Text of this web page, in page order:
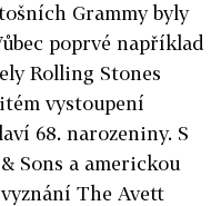
Grammy byly
poprvé například
Rolling Stones
vystoupení
68. narozeniny. S
Sons a americkou
The Avett